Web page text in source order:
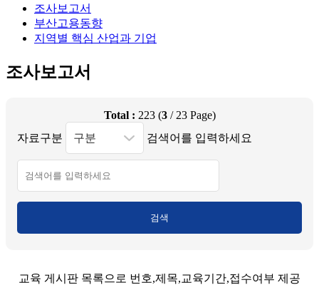
조사보고서
부산고용동향
지역별 핵심 산업과 기업
조사보고서
Total : 223 (3/ 23Page)
자료구분
검색어를 입력하세요
검색
교육 게시판 목록으로 번호,제목,교육기간,접수여부 제공